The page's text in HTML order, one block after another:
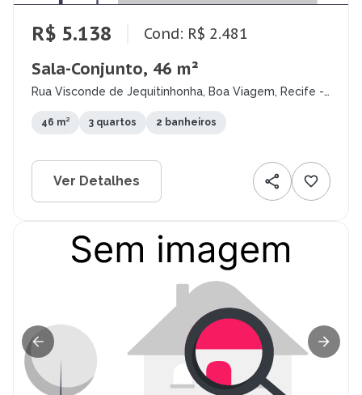
R$ 5.138 Cond: R$ 2.481
Sala-Conjunto, 46 m²
Rua Visconde de Jequitinhonha, Boa Viagem, Recife -
46 m² 3 quartos 2 banheiros
Ver Detalhes